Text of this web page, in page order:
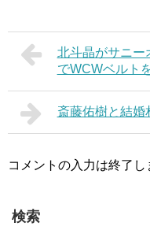
北斗晶がサニー
でWCWベルト
斎藤佑樹と結婚
コメントの入力は終了し
検索